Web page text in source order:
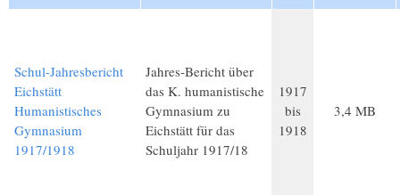
Schul-Jahresbericht
Eichstätt
Humanistisches
Gymnasium
1917/1918
Jahres-Bericht über
das K. humanistische
Gymnasium zu
Eichstätt für das
Schuljahr 1917/18
1917
bis
1918
3,4 MB